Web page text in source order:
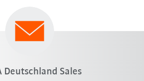
Deutschland Sales